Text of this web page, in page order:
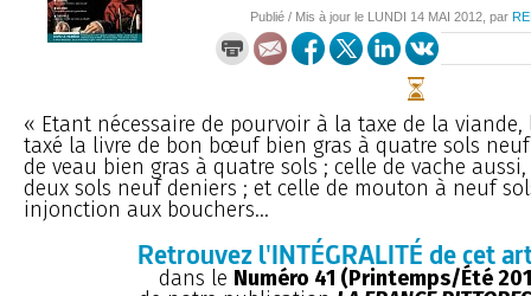
Publié / Mis à jour le LUNDI 14 MAI 2012 , par
« Etant nécessaire de pourvoir à la taxe de la viande,
taxé la livre de bon bœuf bien gras à quatre sols
de veau bien gras à quatre sols ; celle de vache
deux sols neuf deniers ; et celle de mouton à neuf
injonction aux bouchers...
Retrouvez l'INTÉGRALITÉ de cet
dans le Numéro 41 (Printemps/Été